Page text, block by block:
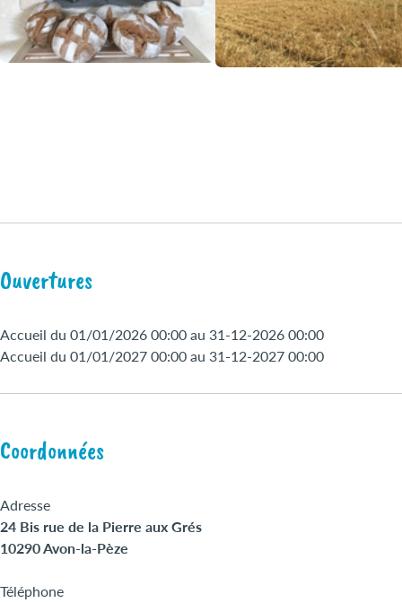
Ouvertures
Accueil du 01/01/2026 00:00 au 31-12-2026 00:00
Accueil du 01/01/2027 00:00 au 31-12-2027 00:00
Coordonnées
Adresse
24 Bis rue de la Pierre aux Grés
10290 Avon-la-Pèze
Téléphone